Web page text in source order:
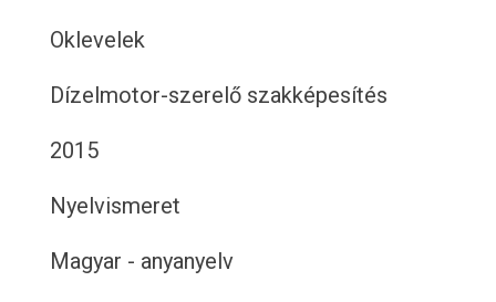
Oklevelek
Dízelmotor-szerelő szakképesítés
2015
Nyelvismeret
Magyar - anyanyelv